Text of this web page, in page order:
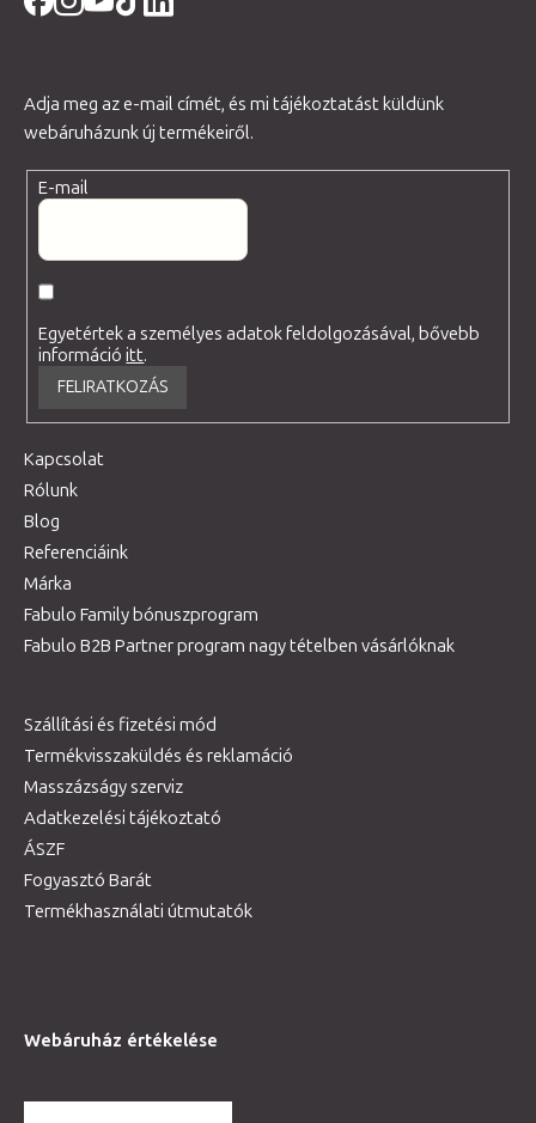
Adja meg az e-mail címét, és mi tájékoztatást küldünk
webáruházunk új termékeiről.
E-mail
Egyetértek a személyes adatok feldolgozásával, bővebb
információitt.
FELIRATKOZÁS
Kapcsolat
Rólunk
Blog
Referenciáink
Márka
Fabulo Family bónuszprogram
Fabulo B2B Partner program nagy tételben vásárlóknak
Szállítási és fizetési mód
Termékvisszaküldés és reklamáció
Masszázságy szerviz
Adatkezelési tájékoztató
ÁSZF
Fogyasztó Barát
Termékhasználati útmutatók
Webáruház értékelése